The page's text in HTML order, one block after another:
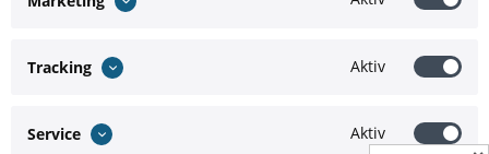
Tracking Aktiv
Service Aktiv